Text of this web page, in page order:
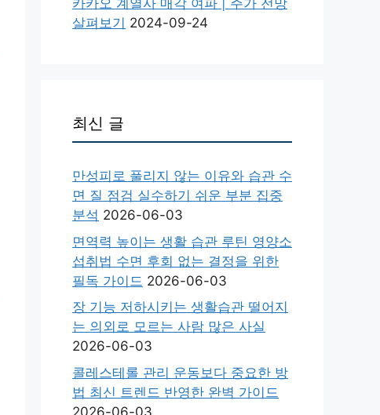
카카오 계열사 매각 여파 | 주가 전망
살펴보기 2024-09-24
최신 글
만성피로 풀리지 않는 이유와 습관 수
면 질 점검 실수하기 쉬운 부분 집중
분석 2026-06-03
면역력 높이는 생활 습관 루틴 영양소
섭취법 수면 후회 없는 결정을 위한
필독 가이드 2026-06-03
장 기능 저하시키는 생활습관 떨어지
는 의외로 모르는 사람 많은 사실
2026-06-03
콜레스테롤 관리 운동보다 중요한 방
법 최신 트렌드 반영한 완벽 가이드
2026-06-03